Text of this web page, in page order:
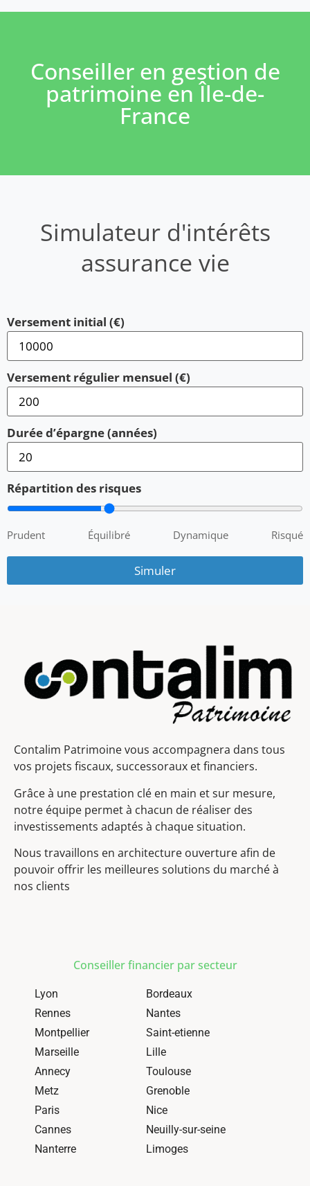
Conseiller en gestion de
patrimoine en Île-de-
France
Simulateur d'intérêts
assurance vie
Versement initial (€)
Versement régulier mensuel (€)
Durée d’épargne (années)
Répartition des risques
Prudent Équilibré Dynamique Risqué
Simuler
Contalim Patrimoine vous accompagnera dans tous
vos projets fiscaux, successoraux et financiers.
Grâce à une prestation clé en main et sur mesure,
notre équipe permet à chacun de réaliser des
investissements adaptés à chaque situation.
Nous travaillons en architecture ouverture afin de
pouvoir offrir les meilleures solutions du marché à
nos clients
Conseiller financier par secteur
Lyon
Bordeaux
Rennes
Nantes
Montpellier
Saint-etienne
Marseille
Lille
Annecy
Toulouse
Metz
Grenoble
Paris
Nice
Cannes
Neuilly-sur-seine
Nanterre
Limoges